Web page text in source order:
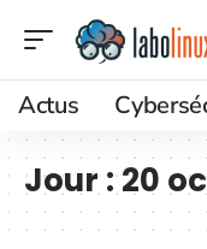
Actus
Jour :20